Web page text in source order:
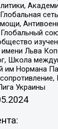
Льва
Школа
Нормана
Украины